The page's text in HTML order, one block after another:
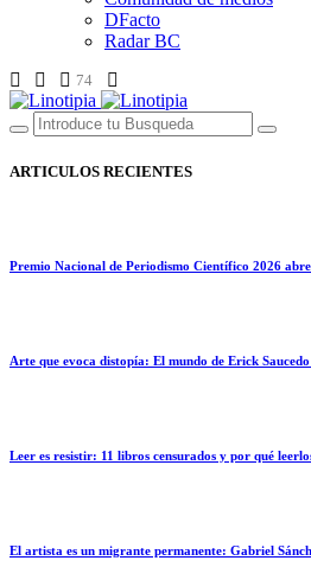
DFacto
Radar BC
74
ARTICULOS RECIENTES
Premio Nacional de Periodismo Científico 2026
Arte que evoca distopía: El mundo de Erick
Leer es resistir: 11 libros censurados y por qué
El artista es un migrante permanente: Gabriel